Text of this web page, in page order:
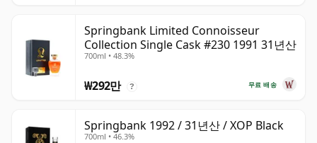
Springbank Limited Connoisseur
Collection Single Cask #230 1991 31년산
700ml • 48.3%
무료 배송
₩292만 ?
Springbank 1992 / 31년산 / XOP Black
700ml • 46.3%